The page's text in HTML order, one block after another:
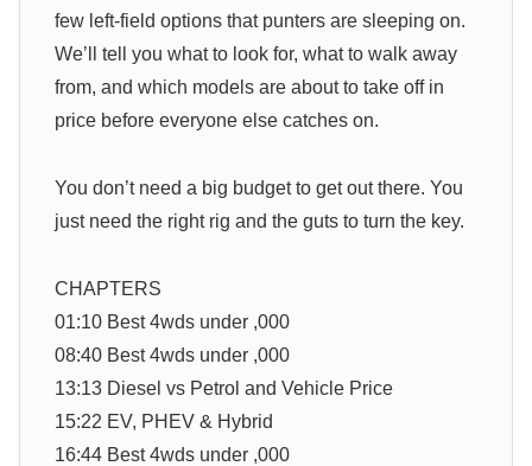
few left-field options that punters are sleeping on.
We’ll tell you what to look for, what to walk away
from, and which models are about to take off in
price before everyone else catches on.
You don’t need a big budget to get out there. You
just need the right rig and the guts to turn the key.
CHAPTERS
01:10 Best 4wds under ,000
08:40 Best 4wds under ,000
13:13 Diesel vs Petrol and Vehicle Price
15:22 EV, PHEV & Hybrid
16:44 Best 4wds under ,000